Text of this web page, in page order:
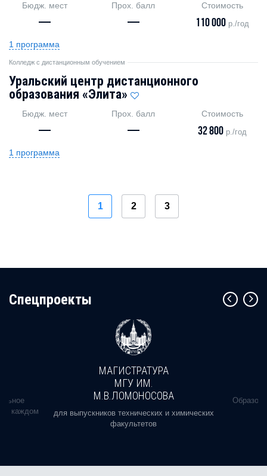
Бюдж. мест
—
Прох. балл
—
Стоимость
110 000 р./год
1 программа
Колледж с дистанционным обучением
Уральский центр дистанционного
образования «Элита»
Бюдж. мест
—
Прох. балл
—
Стоимость
32 800 р./год
1 программа
1 2 3
Cпецпроекты
в каждом
МАГИСТРАТУРА
МГУ ИМ.
М.В.ЛОМОНОСОВА
для выпускников технических и химических
факультетов